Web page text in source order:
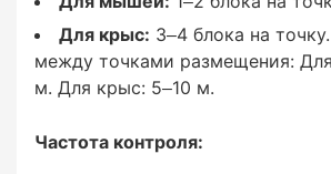
Дозировка:
Для крыс: 3–4 блока на
между точками размещения:
м. Для крыс: 5–10 м.
Частота контроля: